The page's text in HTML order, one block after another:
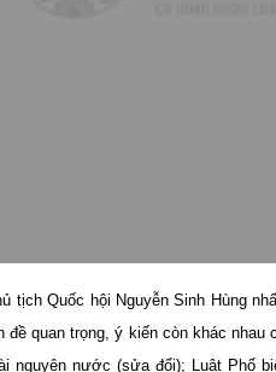
tịch Quốc hội Nguyễn Sinh Hùng
đề quan trọng, ý kiến còn khác
nguyên nước (sửa đổi); Luật Phổ